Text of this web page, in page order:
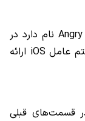
نام دارد در
عامل iOS ارائه
قسمت‌های قبلی